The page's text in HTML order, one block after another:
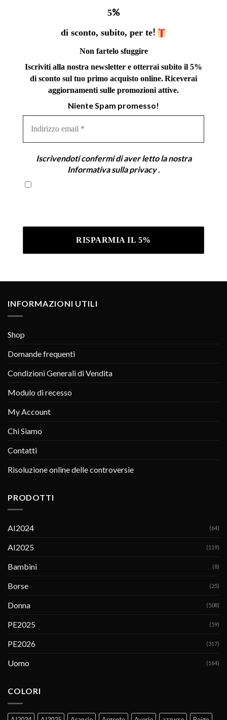
5%
di sconto, subito, per te!
Non fartelo sfuggire
Iscriviti alla nostra newsletter e otterrai subito il 5%
di sconto sul tuo primo acquisto online.Riceverai
aggiornamenti sulle promozioni attive.
Niente Spam promesso!
email
Iscrivendoti confermi di aver letto la nostra
Informativa sulla privacy.
INFORMAZIONI UTILI
Shop
Domande frequenti
Condizioni Generali di Vendita
Modulo di recesso
My Account
Chi Siamo
Contatti
Risoluzione online delle controversie
PRODOTTI
AI2024 (64)
AI2025 (119)
Bambini (8)
Borse (25)
Donna (508)
PE2025 (59)
PE2026 (317)
Uomo (164)
COLORI